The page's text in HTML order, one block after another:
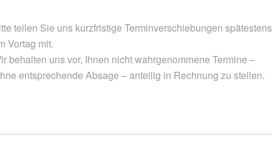
teilen Sie uns kurzfristige Terminverschiebungen spätestens
Vortag mit.
behalten uns vor, Ihnen nicht wahrgenommene Termine –
entsprechende Absage – anteilig in Rechnung zu stellen.